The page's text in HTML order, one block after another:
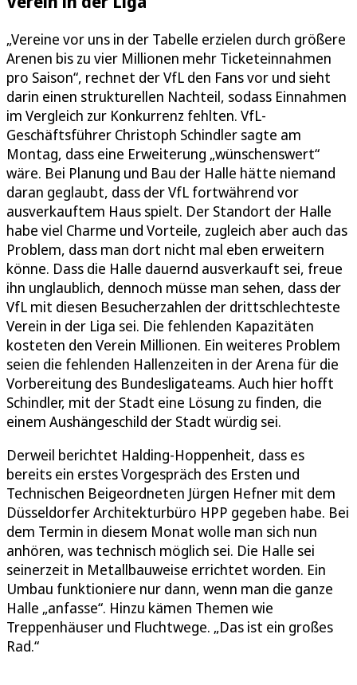
„Vereine vor uns in der Tabelle erzielen durch größere
Arenen bis zu vier Millionen mehr Ticketeinnahmen
pro Saison“, rechnet der VfL den Fans vor und sieht
darin einen strukturellen Nachteil, sodass Einnahmen
im Vergleich zur Konkurrenz fehlten. VfL-
Geschäftsführer Christoph Schindler sagte am
Montag, dass eine Erweiterung „wünschenswert“
wäre. Bei Planung und Bau der Halle hätte niemand
daran geglaubt, dass der VfL fortwährend vor
ausverkauftem Haus spielt. Der Standort der Halle
habe viel Charme und Vorteile, zugleich aber auch das
Problem, dass man dort nicht mal eben erweitern
könne. Dass die Halle dauernd ausverkauft sei, freue
ihn unglaublich, dennoch müsse man sehen, dass der
VfL mit diesen Besucherzahlen der drittschlechteste
Verein in der Liga sei. Die fehlenden Kapazitäten
kosteten den Verein Millionen. Ein weiteres Problem
seien die fehlenden Hallenzeiten in der Arena für die
Vorbereitung des Bundesligateams. Auch hier hofft
Schindler, mit der Stadt eine Lösung zu finden, die
einem Aushängeschild der Stadt würdig sei.
Derweil berichtet Halding-Hoppenheit, dass es
bereits ein erstes Vorgespräch des Ersten und
Technischen Beigeordneten Jürgen Hefner mit dem
Düsseldorfer Architekturbüro HPP gegeben habe. Bei
dem Termin in diesem Monat wolle man sich nun
anhören, was technisch möglich sei. Die Halle sei
seinerzeit in Metallbauweise errichtet worden. Ein
Umbau funktioniere nur dann, wenn man die ganze
Halle „anfasse“. Hinzu kämen Themen wie
Treppenhäuser und Fluchtwege. „Das ist ein großes
Rad.“